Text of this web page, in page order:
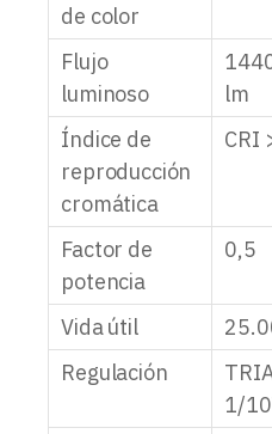
de color
Flujo
luminoso
lm
Índice de
reproducción
cromática
CRI
Factor de
potencia
0,5
Vida útil
Regulación
1/